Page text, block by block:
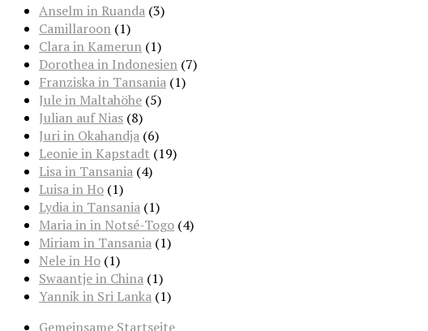
Anselm in Ruanda (3)
Camillaroon (1)
Clara in Kamerun (1)
Dorothea in Indonesien (7)
Franziska in Tansania (1)
Jule in Maltahöhe (5)
Julian auf Nias (8)
Juri in Okahandja (6)
Leonie in Kapstadt (19)
Lisa in Tansania (4)
Luisa in Ho (1)
Lydia in Tansania (1)
Maria in in Notsé-Togo (4)
Miriam in Tansania (1)
Nele in Ho (1)
Swaantje in China (1)
Yannik in Sri Lanka (1)
Gemeinsame Startseite